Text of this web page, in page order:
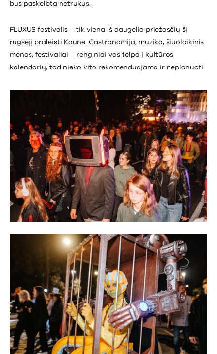
bus paskelbta netrukus.
FLUXUS festivalis – tik viena iš daugelio priežasčių šį
rugsėjį praleisti Kaune. Gastronomija, muzika, šiuolaikinis
menas, festivaliai – renginiai vos telpa į kultūros
kalendorių, tad nieko kito rekomenduojama ir neplanuoti.